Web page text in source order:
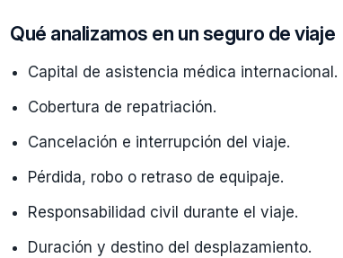
Qué analizamos en un seguro de viaje
Capital de asistencia médica internacional.
Cobertura de repatriación.
Cancelación e interrupción del viaje.
Pérdida, robo o retraso de equipaje.
Responsabilidad civil durante el viaje.
Duración y destino del desplazamiento.